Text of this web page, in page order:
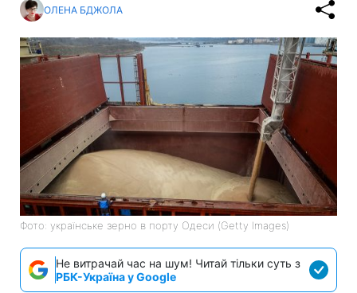
ОЛЕНА БДЖОЛА
Фото: українське зерно в порту Одеси (Getty Images)
Не витрачай час на шум! Читай тільки суть з
РБК-Україна у Google